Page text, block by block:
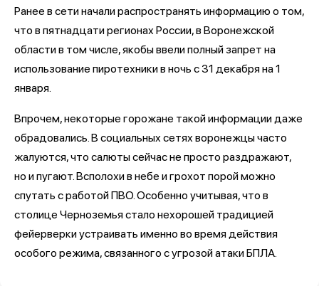
Ранее в сети начали распространять информацию о том,
что в пятнадцати регионах России, в Воронежской
области в том числе, якобы ввели полный запрет на
использование пиротехники в ночь с 31 декабря на 1
января.
Впрочем, некоторые горожане такой информации даже
обрадовались. В социальных сетях воронежцы часто
жалуются, что салюты сейчас не просто раздражают,
но и пугают. Всполохи в небе и грохот порой можно
спутать с работой ПВО. Особенно учитывая, что в
столице Черноземья стало нехорошей традицией
фейерверки устраивать именно во время действия
особого режима, связанного с угрозой атаки БПЛА.